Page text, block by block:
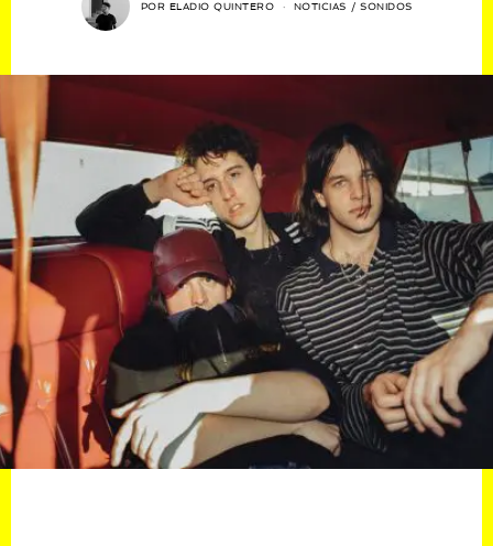
POR ELADIO QUINTERO NOTICIAS / SONIDOS